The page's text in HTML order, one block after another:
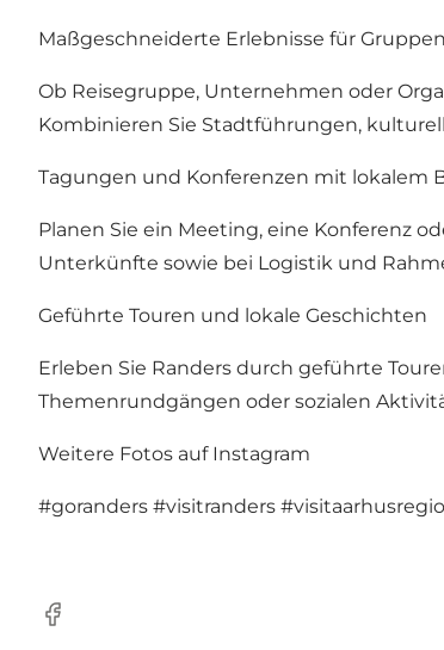
Maßgeschneiderte Erlebnisse für Gruppen
Ob Reisegruppe, Unternehmen oder
Kombinieren Sie Stadtführungen,
Tagungen und Konferenzen mit lokalem
Planen Sie ein Meeting, eine Konferenz
Unterkünfte sowie bei Logistik und
Geführte Touren und lokale Geschichten
Erleben Sie Randers durch geführte
Themenrundgängen oder sozialen
Weitere Fotos auf Instagram
#goranders #visitranders
Facebook